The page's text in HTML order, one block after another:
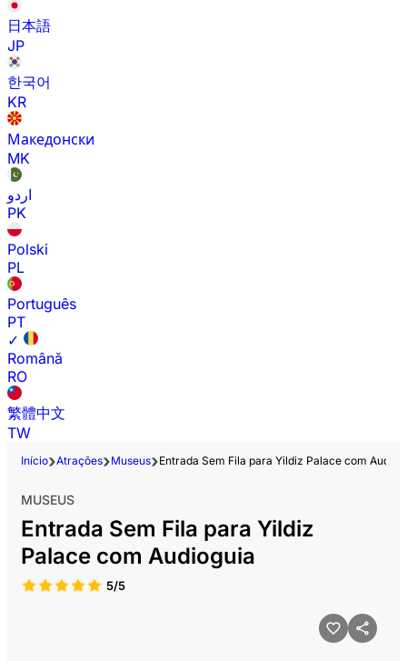
日本語
JP
한국어
KR
Македонски
MK
اردو
PK
Polski
PL
Português
PT
✓
Română
RO
繁體中文
TW
Início Atrações Museus Entrada Sem Fila para Yildiz Palace com
MUSEUS
Entrada Sem Fila para Yildiz
Palace com Audioguia
5/5